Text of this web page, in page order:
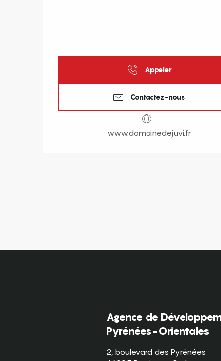
Appeler
Contactez-nous
www.domainedejuvi.fr
Agence de
Pyrénées-Orientales
2, boulevard des Pyrénées